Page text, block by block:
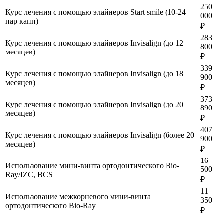
Курс лечения с помощью элайнеров Start smile (10-24
пар капп)
250
000
₽
Курс лечения с помощью элайнеров Invisalign (до 12
месяцев)
283
800
₽
Курс лечения с помощью элайнеров Invisalign (до 18
месяцев)
339
900
₽
Курс лечения с помощью элайнеров Invisalign (до 20
месяцев)
373
890
₽
Курс лечения с помощью элайнеров Invisalign (более 20
месяцев)
407
900
₽
Использование мини-винта ортодонтического Bio-
Ray/IZC, BCS
16
500
₽
Использование межкорневого мини-винта
ортодонтического Bio-Ray
11
350
₽